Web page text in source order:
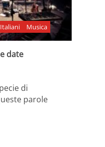
Italiani Musica
date
di
parole